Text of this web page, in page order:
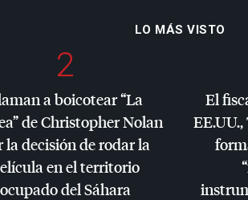
LO MÁS VISTO
2
a boicotear “La
de Christopher Nolan
la decisión de rodar la
en el territorio
ocupado del Sáhara
El